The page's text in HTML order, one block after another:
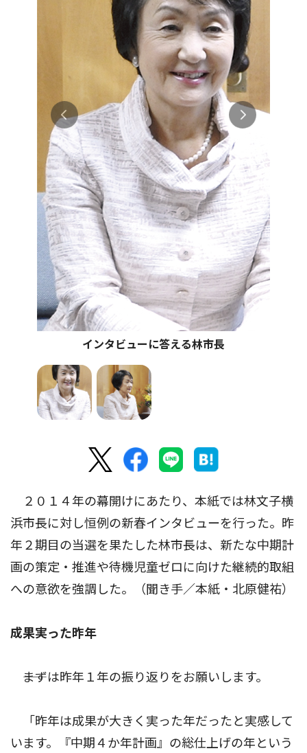
インタビューに答える林市長
２０１４年の幕開けにあたり、本紙では林文子横
浜市長に対し恒例の新春インタビューを行った。昨
年２期目の当選を果たした林市長は、新たな中期計
画の策定・推進や待機児童ゼロに向けた継続的取組
への意欲を強調した。（聞き手／本紙・北原健祐）
成果実った昨年
――まずは昨年１年の振り返りをお願いします。
「昨年は成果が大きく実った年だったと実感して
います。『中期４か年計画』の総仕上げの年という